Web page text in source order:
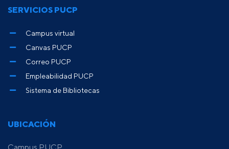
UBICACIÓN
Campus PUCP
SERVICIOS PUCP
Campus virtual
Canvas PUCP
Correo PUCP
Empleabilidad PUCP
Sistema de Bibliotecas